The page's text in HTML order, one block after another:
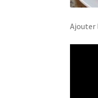
Ajouter